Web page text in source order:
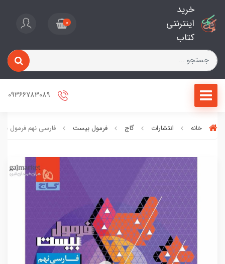
خرید
اینترنتی
کتاب
0
خانه انتشارات گاج فرمول بیست فارسی نهم فرمول